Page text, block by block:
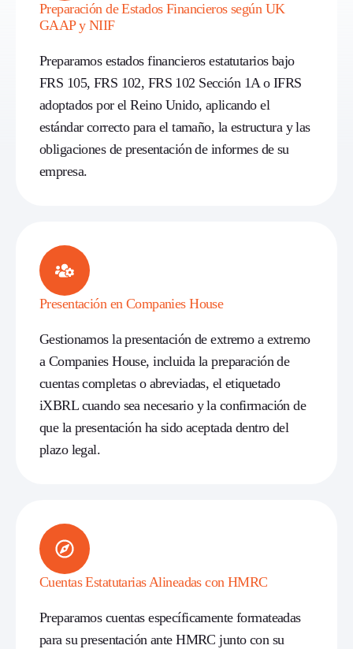
Preparación de Estados Financieros según UK
GAAP y NIIF
Preparamos estados financieros estatutarios bajo
FRS 105, FRS 102, FRS 102 Sección 1A o IFRS
adoptados por el Reino Unido, aplicando el
estándar correcto para el tamaño, la estructura y las
obligaciones de presentación de informes de su
empresa.
Presentación en Companies House
Gestionamos la presentación de extremo a extremo
a Companies House, incluida la preparación de
cuentas completas o abreviadas, el etiquetado
iXBRL cuando sea necesario y la confirmación de
que la presentación ha sido aceptada dentro del
plazo legal.
Cuentas Estatutarias Alineadas con HMRC
Preparamos cuentas específicamente formateadas
para su presentación ante HMRC junto con su